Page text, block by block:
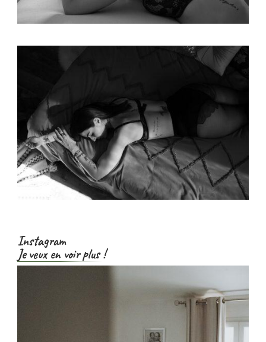
Instagram
Je veux en voir plus !